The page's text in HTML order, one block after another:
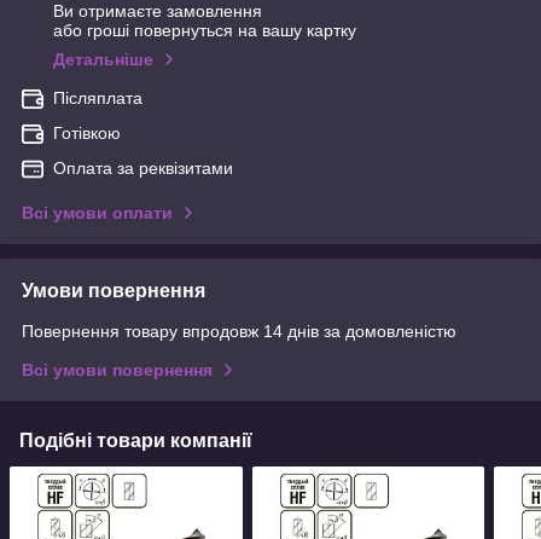
Ви отримаєте замовлення
або гроші повернуться на вашу картку
Детальніше
Післяплата
Готівкою
Оплата за реквізитами
Всі умови оплати
Умови повернення
Повернення товару впродовж 14 днів за домовленістю
Всі умови повернення
Подібні товари компанії